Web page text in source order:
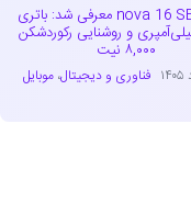
هواوی nova 16 SE معرفی شد: باتری
میلی‌آمپری و روشنایی رکوردشکن
۸,۰۰۰ نیت
فناوری و دیجیتال،موبایل